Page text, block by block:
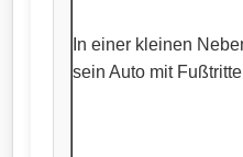
In einer kleinen
sein Auto mit